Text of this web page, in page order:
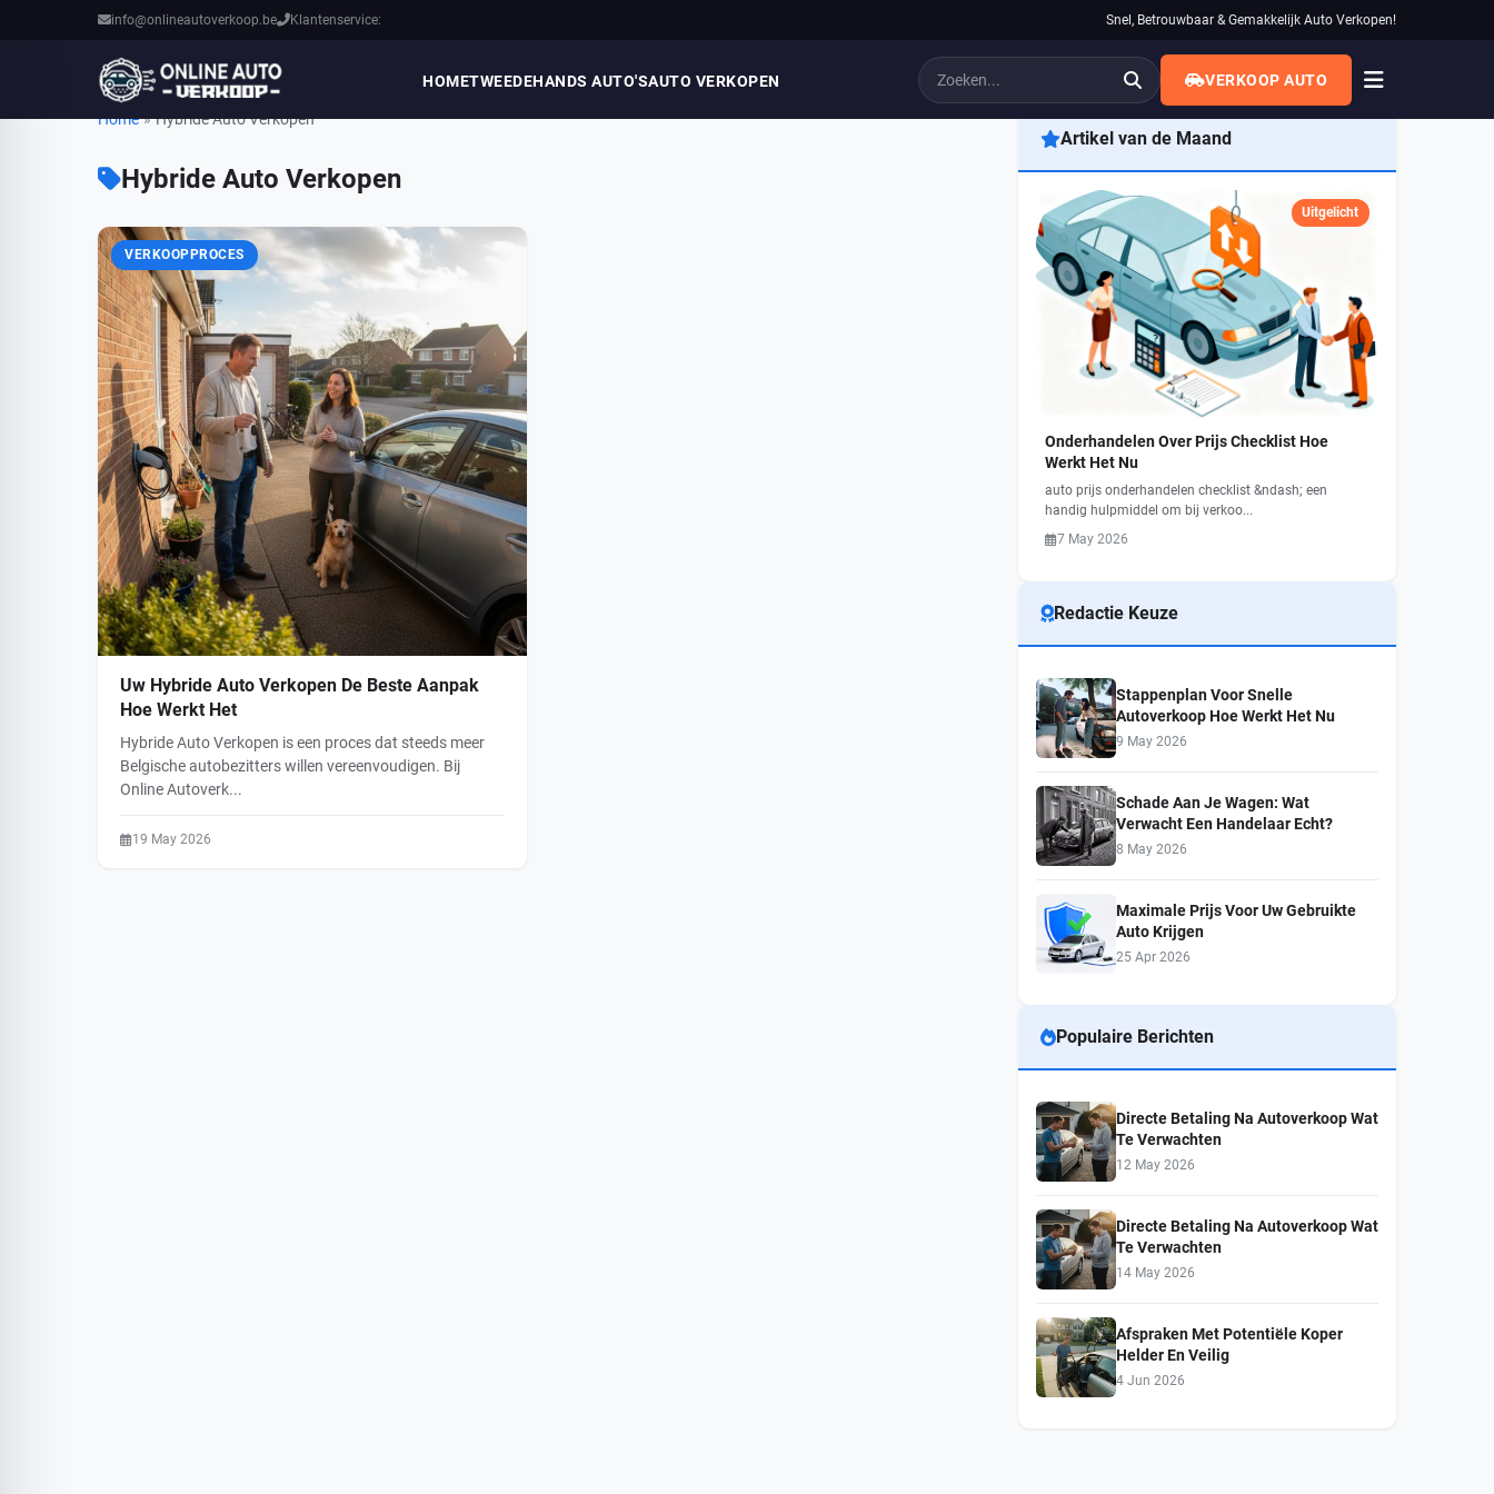
info@onlineautoverkoop.be Klantenservice: Snel, Betrouwbaar & Gemakkelijk Auto Verkopen!
HOMETWEEDEHANDS AUTO'SAUTO VERKOPEN VERKOOP AUTO
Home » Hybride Auto Verkopen
Hybride Auto Verkopen
VERKOOPPROCES
Uw Hybride Auto Verkopen De Beste Aanpak
Hoe Werkt Het
Hybride Auto Verkopen is een proces dat steeds meer
Belgische autobezitters willen vereenvoudigen. Bij
Online Autoverk...
19 May 2026
Artikel van de Maand
Uitgelicht
Onderhandelen Over Prijs Checklist Hoe
Werkt Het Nu
auto prijs onderhandelen checklist &ndash; een
handig hulpmiddel om bij verkoo...
7 May 2026
Redactie Keuze
Stappenplan Voor Snelle
Autoverkoop Hoe Werkt Het Nu
9 May 2026
Schade Aan Je Wagen: Wat
Verwacht Een Handelaar Echt?
8 May 2026
Maximale Prijs Voor Uw Gebruikte
Auto Krijgen
25 Apr 2026
Populaire Berichten
Directe Betaling Na Autoverkoop Wat
Te Verwachten
12 May 2026
Directe Betaling Na Autoverkoop Wat
Te Verwachten
14 May 2026
Afspraken Met Potentiële Koper
Helder En Veilig
4 Jun 2026